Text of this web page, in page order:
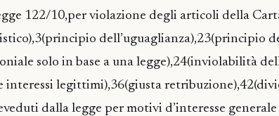
122/10,per violazione degli articoli della
dell’uguaglianza),23(principio
solo in base a una legge),24(inviolabilità
interessi legittimi),36(giusta
dalla legge per motivi d’interesse generale